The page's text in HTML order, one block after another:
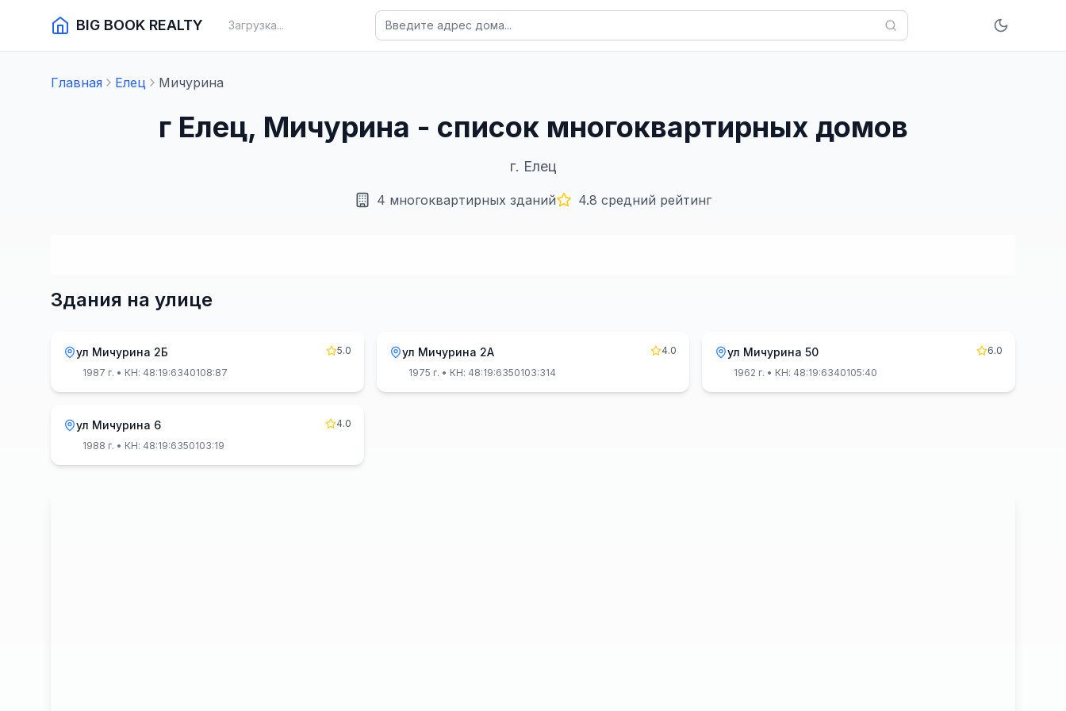
BIG BOOK REALTY Загрузка...
Главная Елец Мичурина
г Елец, Мичурина - список многоквартирных домов
г. Елец
4 многоквартирных зданий 4.8 средний рейтинг
Здания на улице
ул Мичурина 2Б
5.0
1987 г. • КН: 48:19:6340108:87
ул Мичурина 2А
4.0
1975 г. • КН: 48:19:6350103:314
ул Мичурина 50
6.0
1962 г. • КН: 48:19:6340105:40
ул Мичурина 6
4.0
1988 г. • КН: 48:19:6350103:19